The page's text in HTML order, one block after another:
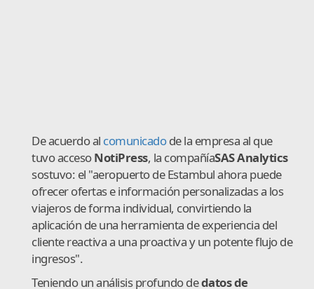
De acuerdo al comunicadode la empresa al que
tuvo accesoNotiPress, la compañíaSAS Analytics
sostuvo: el "aeropuerto de Estambul ahora puede
ofrecer ofertas e información personalizadas a los
viajeros de forma individual, convirtiendo la
aplicación de una herramienta de experiencia del
cliente reactiva a una proactiva y un potente flujo de
ingresos".
Teniendo un análisis profundo dedatos de